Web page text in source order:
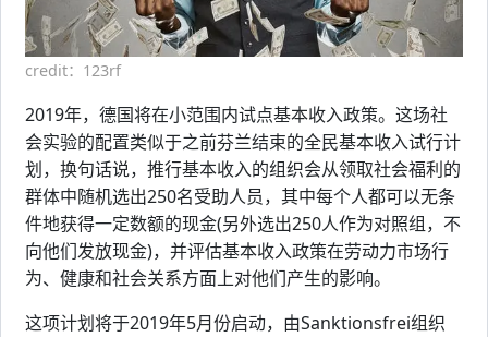
credit：123rf
2019年，德国将在小范围内试点基本收入政策。这场社
会实验的配置类似于之前芬兰结束的全民基本收入试行计
划，换句话说，推行基本收入的组织会从领取社会福利的
群体中随机选出250名受助人员，其中每个人都可以无条
件地获得一定数额的现金(另外选出250人作为对照组，不
向他们发放现金)，并评估基本收入政策在劳动力市场行
为、健康和社会关系方面上对他们产生的影响。
这项计划将于2019年5月份启动，由Sanktionsfrei组织